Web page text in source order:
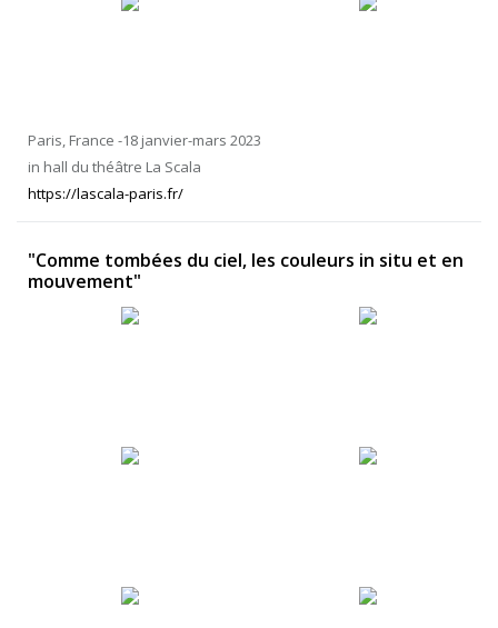
Paris, France -18 janvier-mars 2023
in hall du théâtre La Scala
https://lascala-paris.fr/
"Comme tombées du ciel, les couleurs in situ et en
mouvement"